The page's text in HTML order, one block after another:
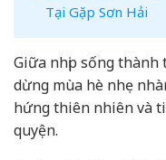
Tại Gặp Sơn Hải
Giữa nhịp sống thành
dừng mùa hè nhẹ
hứng thiên nhiên và
quyện.